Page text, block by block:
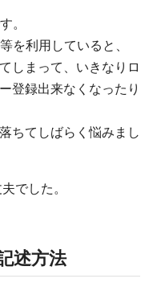
。
を利用していると、
しまって、いきなりロ
登録出来なくなったり
ちてしばらく悩みまし
でした。
述方法